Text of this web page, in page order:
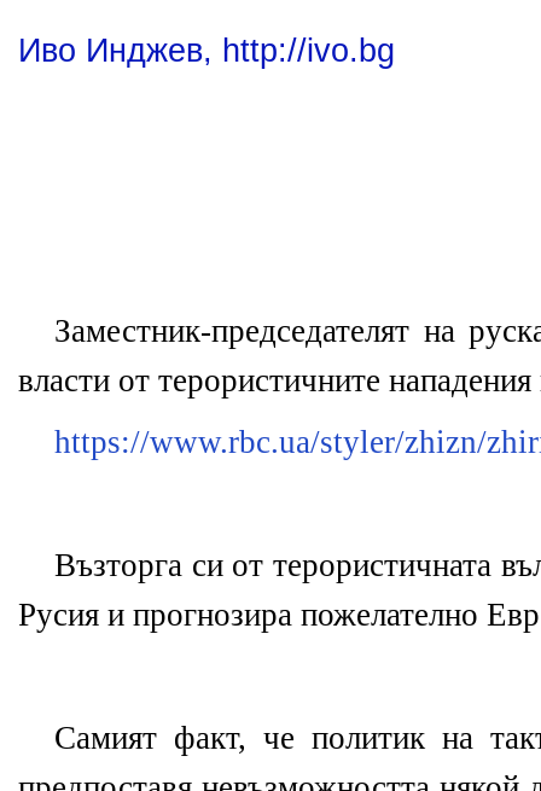
Иво Инджев, http://ivo.bg
Заместник-председателят на
власти от терористичните
https://www.rbc.ua/styler/zhizn/
Възторга си от терористичната
Русия и прогнозира пожелателно
Самият факт, че политик на